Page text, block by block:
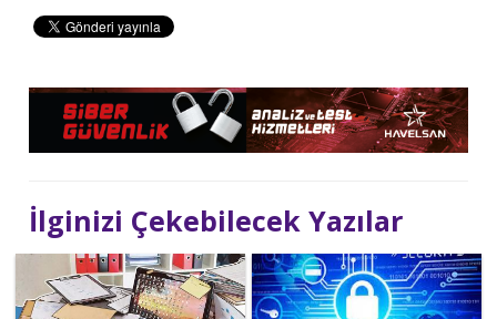
İlginizi Çekebilecek Yazılar